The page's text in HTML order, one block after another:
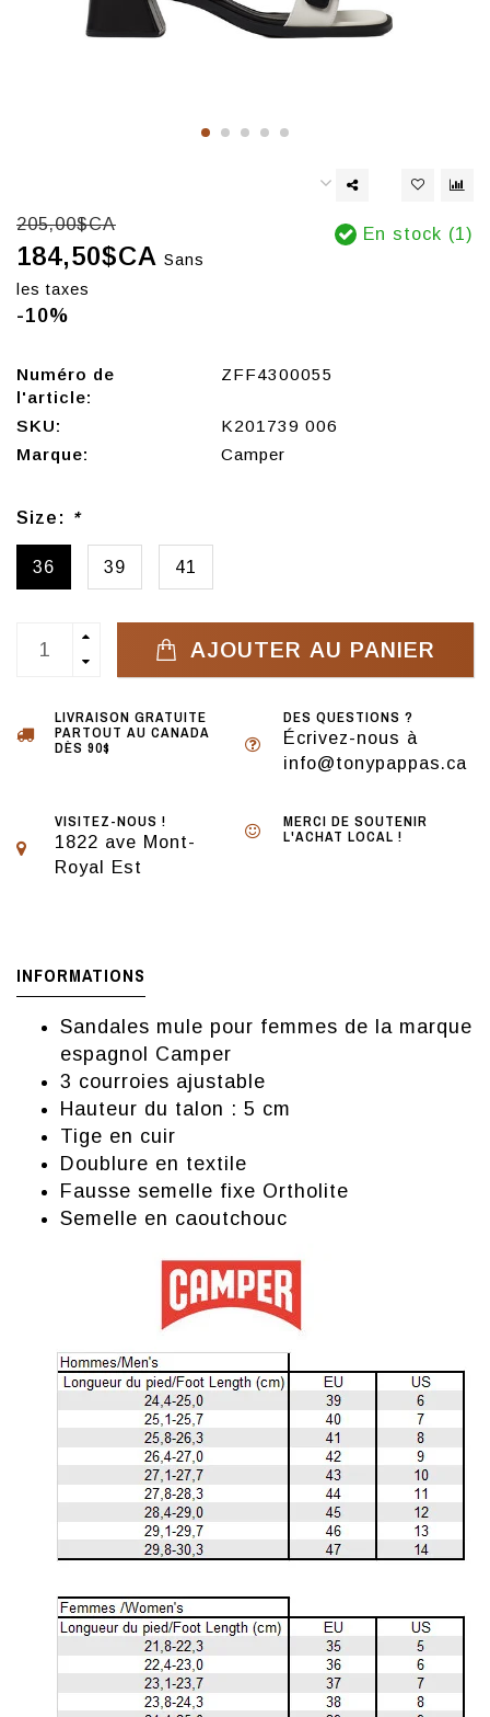
205,00$CA
184,50$CA Sans
les taxes
-10%
En stock (1)
Numéro de
l'article:
ZFF4300055
SKU:
K201739 006
Marque:
Camper
Size: *
36 39 41
AJOUTER AU PANIER
LIVRAISON GRATUITE
PARTOUT AU CANADA
DÈS 90$
DES QUESTIONS ?
Écrivez-nous à
info@tonypappas.ca
VISITEZ-NOUS !
1822 ave Mont-
Royal Est
MERCI DE SOUTENIR
L'ACHAT LOCAL !
INFORMATIONS
Sandales mule pour femmes de la marque
espagnol Camper
3 courroies ajustable
Hauteur du talon : 5 cm
Tige en cuir
Doublure en textile
Fausse semelle fixe Ortholite
Semelle en caoutchouc